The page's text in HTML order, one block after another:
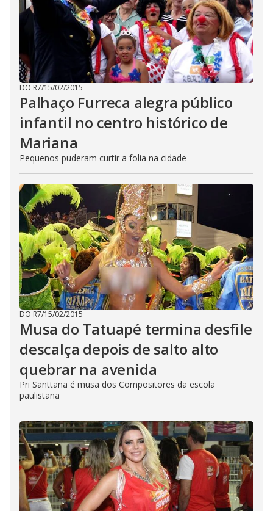
DO R7/15/02/2015
Palhaço Furreca alegra público
infantil no centro histórico de
Mariana
Pequenos puderam curtir a folia na cidade
DO R7/15/02/2015
Musa do Tatuapé termina desfile
descalça depois de salto alto
quebrar na avenida
Pri Santtana é musa dos Compositores da escola
paulistana